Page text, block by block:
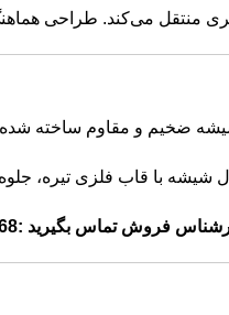
منتقل می‌کند. طراحی
ساخته شده و امکان نگهداری
شیشه با قاب فلزی تیره،
فروش تماس بگیرید :